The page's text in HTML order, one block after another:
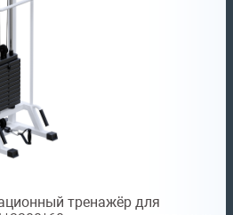
тренажёр для